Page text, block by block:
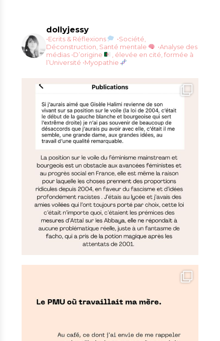
dollyjessy
•Ecrits & Réflexions
•Société,
Déconstruction, Santé mentale
•Analyse des
médias •D’origine
, élevée en cité, formée à
l’Université •Myopathie